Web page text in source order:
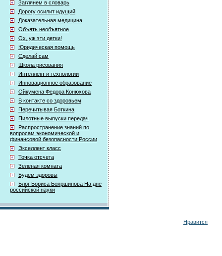
Заглянем в словарь
Дорогу осилит идущий
Доказательная медицина
Объять необъятное
Ох, уж эти детки!
Юридическая помощь
Сделай сам
Школа рисования
Интеллект и технологии
Инновационное образование
Ойкумена Федора Конюхова
В контакте со здоровьем
Перечитывая Боткина
Пилотные выпуски передач
Распространение знаний по
вопросам экономической и
финансовой безопасности России
Экселлент класс
Точка отсчета
Зеленая комната
Будем здоровы
Блог Бориса Бояршинова На дне
российской науки
Нравится